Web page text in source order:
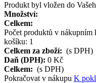
Produkt byl vložen do
Množství:
Celkem:
Počet produktů v nákupním
košíku: 1
Celkem za zboží: (s DPH)
Daň (DPH): 0 Kč
Celkem: (s DPH)
Pokračovat v nákupu K